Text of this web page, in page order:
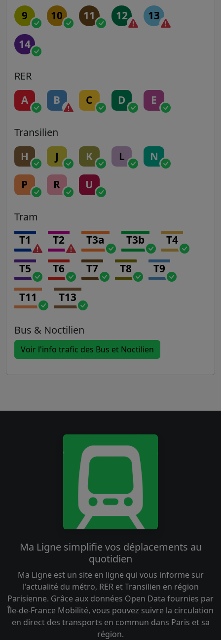
9 10 11 12 13
14
RER
A B C D E
Transilien
H J K L N
P R U
Tram
T1 T2 T3a T3b T4
T5 T6 T7 T8 T9
T11 T13
Bus & Noctilien
Voir l'info trafic des Bus et Noctilien
Ma Ligne simplifie vos déplacements au
quotidien
Ma Ligne est un site en ligne qui vous informe sur
l'actualité du métro, RER et Transilien en région
Parisienne. Grâce aux données Open Data fournies par
Île-de-France Mobilité, vous pouvez suivre la circulation
en direct des transports en commun dans Paris et sa
région.